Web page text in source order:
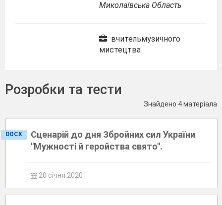
Миколаївська Область
вчительмузичного
мистецтва
Розробки та тести
Знайдено 4 матеріала
DOCX
Сценарій до дня Збройних сил України
"Мужності й геройства свято".
20 січня 2020